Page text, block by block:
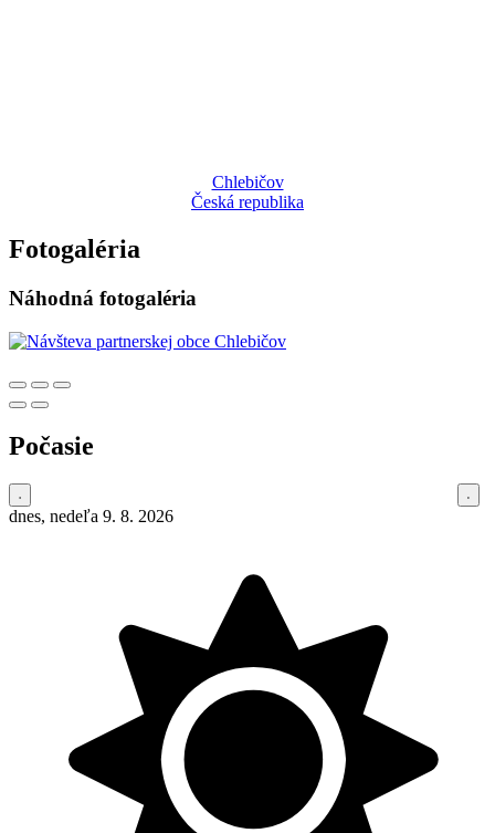
Chlebičov
Česká republika
Fotogaléria
Náhodná fotogaléria
Počasie
dnes, nedeľa 9. 8. 2026